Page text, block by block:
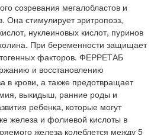
созревания мегалобластов и
Она стимулирует эритропоэз,
нуклеиновых кислот, пуринов
При беременности защищает
факторов. ФЕРРЕТАБ
и восстановлению
в крови, а также предотвращает
выкидыш, ранние роды и
ребенка, которые могут
железа и фолиевой кислоты в
железа колеблется между 5